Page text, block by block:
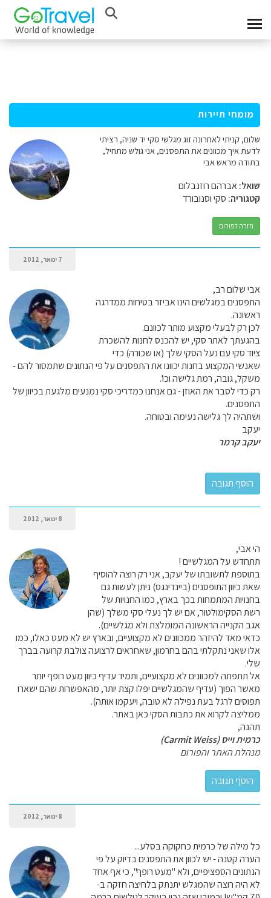
מומחי תיירות
שלום, קניתי לאחרונה זוג מגלשי סקי יד שניה, רציתי
לדעת איך מכוונים את התפסנים, אני גולש מתחיל,
בתודה מראש אבי
שואל:אברהם רוזנבלום
קטגוריה: סקי וסנובורד
חזרה לפורום
7 ינואר, 2012
אבי שלום רב,
התפסנים במגלשים הינו אביזר בטיחות ממדרגה
ראשונה.
לכן רק לבעלי מקצוע מותר לכוונם.
בהגעתך לאתר סקי, יש להכנס לחנות להשכרת
ציוד סקי עם נעל הסקי שלך (או שכורה) כדי
שאנשי המקצוע בחנות יכוונו את התפסנים על פי הנתונים שתמסור להם -
משקל, גובה, רמת גלישה וכו'.
רק כדי לסבר את האוזן - גם אנחנו כמדריכי סקי נמנעים מלגעת בכיוון של
התפסנים.
ושתהיה לך גלישה נעימה ובטוחה.
יעקב
יעקב קרמר
8 ינואר, 2012
הי אבי,
תתחדש על המגלשיים !
בתוספת לתשובתו של יעקב, אני רק רוצה להוסיף
שאת כיוון התופסנים (ביינדינגס) ניתן לעשות גם
בחנויות המתמחות בכך בארץ, כמו החנויות של
רשת הסקימולטור, אם יש לך נעלי סקי משלך (שהן
אגב הקנייה הראשונה המומלצת ולא מגלשיים).
כדאי מאד להיזהר ממכוונים לא מקצועיים, ובארץ יש לא מעט כאלו, כמו
אלו שאני נתקלתי בהם בחרמון, שאחראים לרצועה צולבת קרועה בברך
שלי.
אל תתפתה למכוונים לא מקצועיים, ותמיד עדיף כיוון מעט רופף יותר
מאשר הפוך (עדיף שהמגלשיים יפלו קצת יותר, מהאפשרות שהם ישארו
תפוסים לרגל בעת נפילה לא טובה, ויעקמו אותה).
ממליצה לקרוא את כתבות הסקי כאן באתר.
תהנה,
כרמית וייס (Carmit Weiss)
מנהלת האתר והפורום
8 ינואר, 2012
כל מילה של כרמית כחקוקה בסלע...
הערה קטנה - יש לכוון את התפסנים בדיוק על פי
הנתונים הספציפיים, ולא "מעט רופף", כי אף אחד
לא היה רוצה שהמגלש יתנתק בלחיצה חזקה ב-